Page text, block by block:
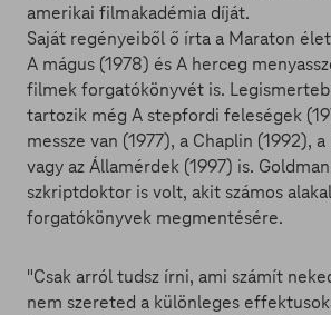
amerikai filmakadémia díját.
Saját regényeiből ő írta a Maraton
A mágus (1978) és A herceg
filmek forgatókönyvét is.
tartozik még A stepfordi feleségek
messze van (1977), a Chaplin (1992),
vagy az Államérdek (1997) is.
szkriptdoktor is volt, akit számos
forgatókönyvek megmentésére.
"Csak arról tudsz írni, ami számít
nem szereted a különleges